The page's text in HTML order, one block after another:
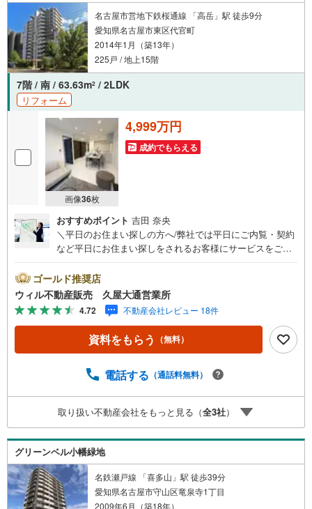
名古屋市営地下鉄桜通線 「高岳」駅 徒歩9分
愛知県名古屋市東区代官町
2014年1月（築13年）
225戸 / 地上15階
7階 / 南 / 63.63m2 / 2LDK
リフォーム
画像36枚
4,999万円
成約でもらえる
おすすめポイント 吉田 奈央
＼平日のお住まい探しの方へ/弊社では平日にご内覧・契約
など平日にお住まい探しをされるお客様にサービスをご用
時まで”毎日”営業しています。事前にご予約頂きましたら営
業時間外でのご内覧もご対応いたします。＼本物件の他に
も気になる物件がある方へ/不動産業者間で不動産情報が共
有されているので、名古屋市全域や、その他隣接エリアで
もご内覧が可能です！ 【ウィル不動産販売 久屋大通営業
所】◎地下鉄東山線「栄」駅7A出口から徒歩1分、名城線
ズスペースあり◎営業時間 10:00～19:00（定休日無し） 上
軽にご連絡下さい！現地を見学される場合は「室内・現地
を見学する（無料）」ボタンよりご希望の日時をご記入い
ただけますとスムーズにご案内が可能です。
ゴールド推奨店
ウィル不動産販売 久屋大通営業所
4.72 不動産会社レビュー 18件
資料をもらう （無料）
電話する （通話料無料）
取り扱い不動産会社をもっと見る（全3社）
グリーンベル小幡緑地
名鉄瀬戸線 「喜多山」駅 徒歩39分
愛知県名古屋市守山区竜泉寺1丁目
2009年6月（築18年）